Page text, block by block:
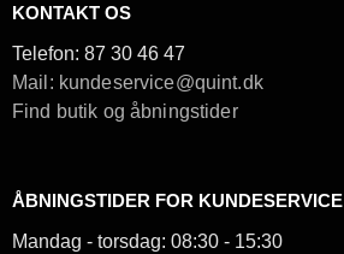
KONTAKT OS
Telefon: 87 30 46 47
Mail: kundeservice@quint.dk
Find butik og åbningstider
ÅBNINGSTIDER FOR KUNDESERVICE
Mandag - torsdag: 08:30 - 15:30